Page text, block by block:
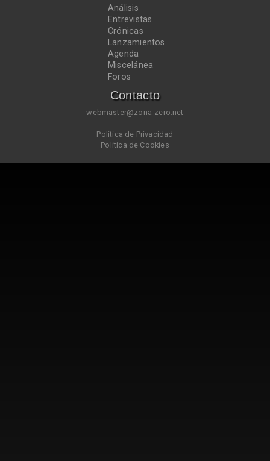
Análisis
Entrevistas
Crónicas
Lanzamientos
Agenda
Miscelánea
Foros
Contacto
webmaster@zona-zero.net
Política de Privacidad
Política de Cookies